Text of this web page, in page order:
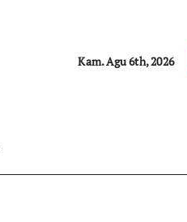
Kam. Agu 6th, 2026